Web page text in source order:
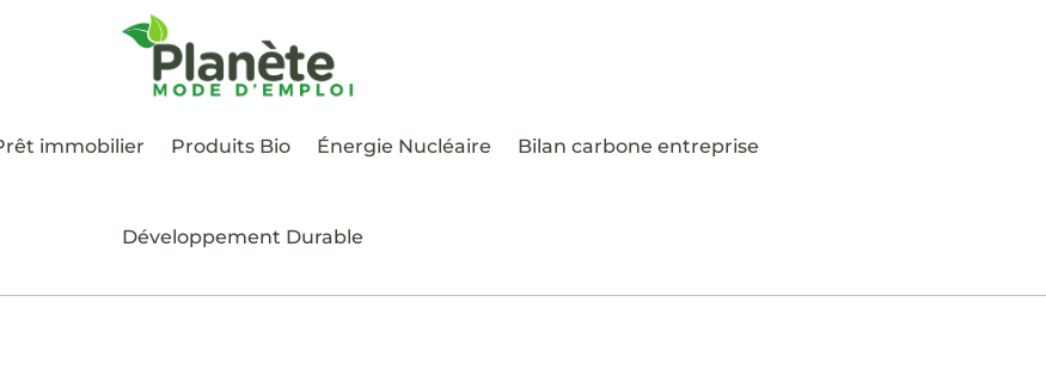
immobilier Produits Bio Énergie Nucléaire Bilan carbone entreprise
Développement Durable